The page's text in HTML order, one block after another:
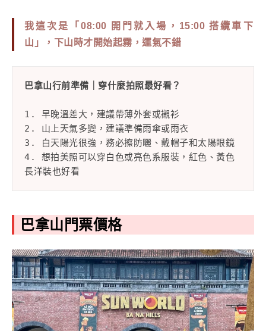
我這次是
「08:00 開門就入場，15:00 搭纜車下
山」
，下山時才開始起霧，運氣不錯
巴拿山行前準備｜穿什麼拍照最好看？
1. 早晚溫差大，建議帶薄外套或襯衫
2. 山上天氣多變，建議準備雨傘或雨衣
3. 白天陽光很強，務必擦防曬、戴帽子和太陽眼鏡
4. 想拍美照可以穿白色或亮色系服裝，紅色、黃色
長洋裝也好看
巴拿山門票價格